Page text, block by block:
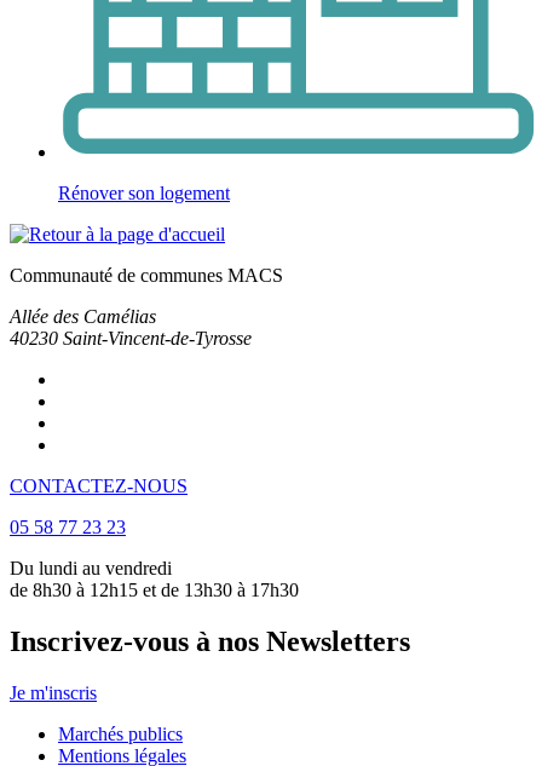
Rénover son logement
Communauté de communes MACS
Allée des Camélias
40230 Saint-Vincent-de-Tyrosse
CONTACTEZ-NOUS
05 58 77 23 23
Du lundi au vendredi
de 8h30 à 12h15 et de 13h30 à 17h30
Inscrivez-vous à nos Newsletters
Je m'inscris
Marchés publics
Mentions légales